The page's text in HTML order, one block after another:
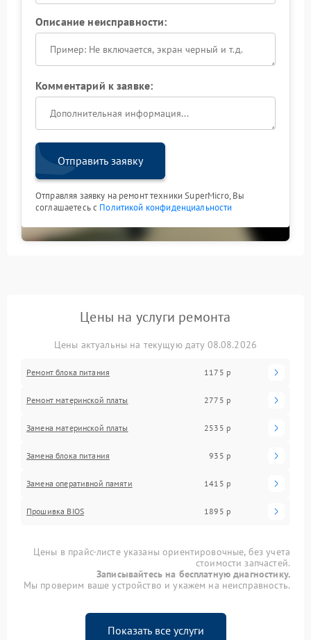
Описание неисправности:
Комментарий к заявке:
Отправить заявку
Отправляя заявку на ремонт техники SuperMicro, Вы
соглашаетесь с Политикой конфиденциальности
Цены на услуги ремонта
Цены актуальны на текущую дату 08.08.2026
Ремонт блока питания 1175 р
Ремонт материнской платы 2775 р
Замена материнской платы 2535 р
Замена блока питания 935 р
Замена оперативной памяти 1415 р
Прошивка BIOS 1895 р
Цены в прайс-листе указаны ориентировочные, без учета
стоимости запчастей.
Записывайтесь на бесплатную диагностику.
Мы проверим ваше устройство и укажем на неисправность.
Показать все услуги